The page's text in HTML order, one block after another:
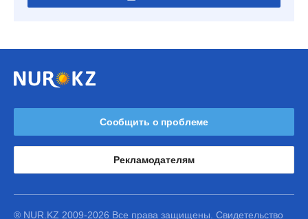
Сообщить о проблеме
Рекламодателям
® NUR.KZ 2009-2026 Все права защищены. Свидетельство